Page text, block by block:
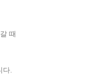
때
.